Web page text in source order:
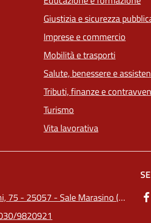
Giustizia e sicurezza
Imprese e commercio
Mobilità e trasporti
Salute, benessere e
Tributi, finanze e
Turismo
Vita lavorativa
75 - 25057 - Sale Marasino (BS)
9820921